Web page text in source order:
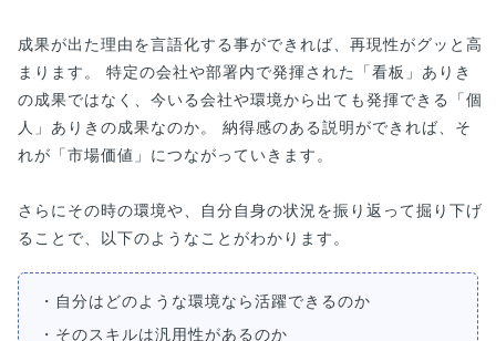
成果が出た理由を言語化する事ができれば、再現性がグッと高
まります。 特定の会社や部署内で発揮された「看板」ありき
の成果ではなく、今いる会社や環境から出ても発揮できる「個
人」ありきの成果なのか。 納得感のある説明ができれば、そ
れが「市場価値」につながっていきます。
さらにその時の環境や、自分自身の状況を振り返って掘り下げ
ることで、以下のようなことがわかります。
・自分はどのような環境なら活躍できるのか
・そのスキルは汎用性があるのか